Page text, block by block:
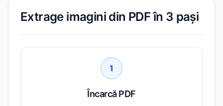
Extrage imagini din PDF în 3 pași
1
Încarcă PDF